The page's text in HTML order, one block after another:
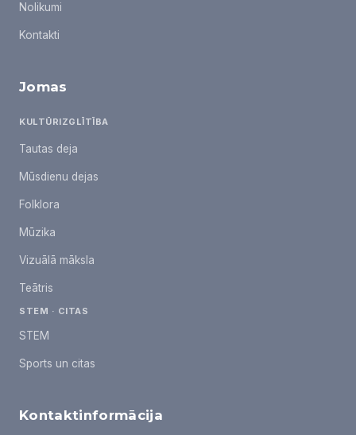
Nolikumi
Kontakti
Jomas
KULTŪRIZGLĪTĪBA
Tautas deja
Mūsdienu dejas
Folklora
Mūzika
Vizuālā māksla
Teātris
STEM · CITAS
STEM
Sports un citas
Kontaktinformācija